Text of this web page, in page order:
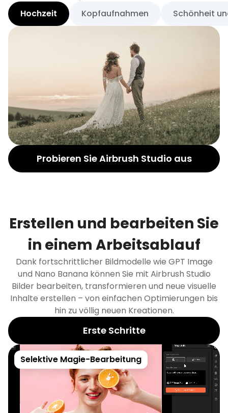
Hochzeit
Kopfaufnahmen Schönheit
Probieren Sie Airbrush Studio aus
Erstellen und bearbeiten Sie
in einem Arbeitsablauf
Dank fortschrittlicher Bildmodelle wie GPT Image
und Nano Banana können Sie mit Airbrush Studio
Bilder bearbeiten, transformieren und neue visuelle
Inhalte erstellen – von einfachen Optimierungen bis
hin zu völlig neuen Kreationen.
Erste Schritte
Selektive Magie-Bearbeitung